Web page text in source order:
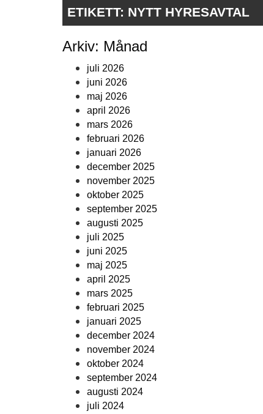
ETIKETT: NYTT HYRESAVTAL
Arkiv: Månad
juli 2026
juni 2026
maj 2026
april 2026
mars 2026
februari 2026
januari 2026
december 2025
november 2025
oktober 2025
september 2025
augusti 2025
juli 2025
juni 2025
maj 2025
april 2025
mars 2025
februari 2025
januari 2025
december 2024
november 2024
oktober 2024
september 2024
augusti 2024
juli 2024